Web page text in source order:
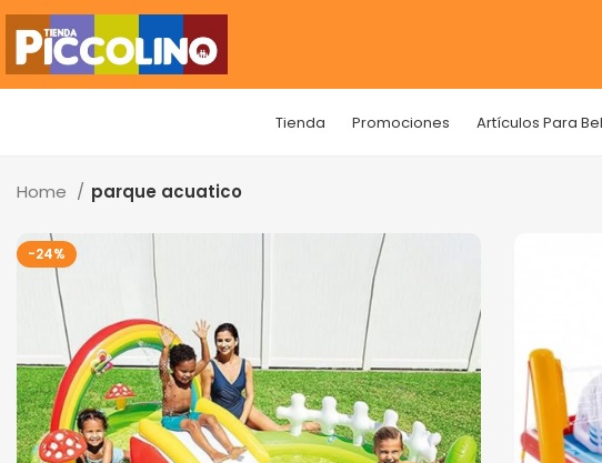
Tienda Promociones Artículos Para
Home parque acuatico
-24%